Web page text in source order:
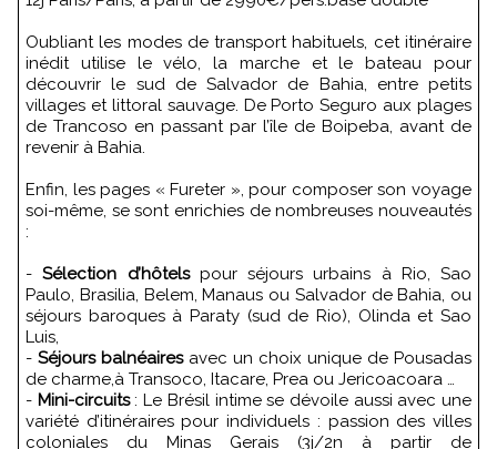
Oubliant les modes de transport habituels, cet itinéraire
inédit utilise le vélo, la marche et le bateau pour
découvrir le sud de Salvador de Bahia, entre petits
villages et littoral sauvage. De Porto Seguro aux plages
de Trancoso en passant par l’île de Boipeba, avant de
revenir à Bahia.
Enfin, les pages « Fureter », pour composer son voyage
soi-même, se sont enrichies de nombreuses nouveautés
:
-Sélection d’hôtels pour séjours urbains à Rio, Sao
Paulo, Brasilia, Belem, Manaus ou Salvador de Bahia, ou
séjours baroques à Paraty (sud de Rio), Olinda et Sao
Luis,
- Séjours balnéaires avec un choix unique de Pousadas
de charme,à Transoco, Itacare, Prea ou Jericoacoara …
- Mini-circuits: Le Brésil intime se dévoile aussi avec une
variété d’itinéraires pour individuels : passion des villes
coloniales du Minas Gerais (3j/2n à partir de